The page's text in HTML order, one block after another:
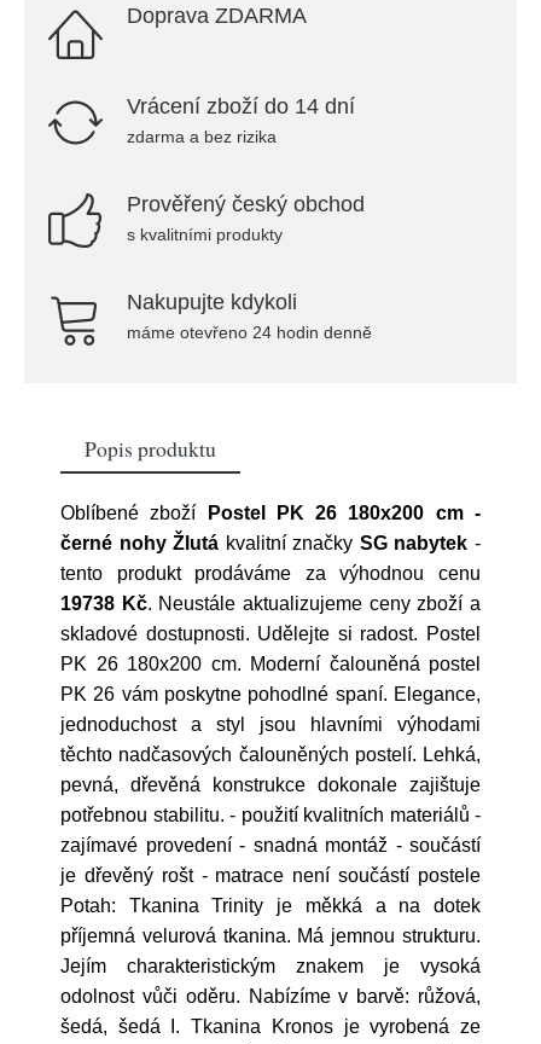
Doprava ZDARMA
Vrácení zboží do 14 dní
zdarma a bez rizika
Prověřený český obchod
s kvalitními produkty
Nakupujte kdykoli
máme otevřeno 24 hodin denně
Popis produktu
Oblíbené zboží
Postel PK 26 180x200 cm -
černé nohy Žlutá kvalitní značky SG nabytek -
tento produkt prodáváme za výhodnou cenu
19738 Kč. Neustále aktualizujeme ceny zboží a
skladové dostupnosti. Udělejte si radost. Postel
PK 26 180x200 cm. Moderní čalouněná postel
PK 26 vám poskytne pohodlné spaní. Elegance,
jednoduchost a styl jsou hlavními výhodami
těchto nadčasových čalouněných postelí. Lehká,
pevná, dřevěná konstrukce dokonale zajištuje
potřebnou stabilitu. - použití kvalitních materiálů -
zajímavé provedení - snadná montáž - součástí
je dřevěný rošt - matrace není součástí postele
Potah: Tkanina Trinity je měkká a na dotek
příjemná velurová tkanina. Má jemnou strukturu.
Jejím charakteristickým znakem je vysoká
odolnost vůči oděru. Nabízíme v barvě: růžová,
šedá, šedá I. Tkanina Kronos je vyrobená ze